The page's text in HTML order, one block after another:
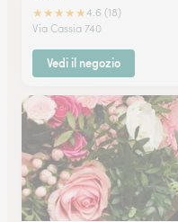
★★★★★4.6 (18)
Via Cassia 740
Vedi il negozio